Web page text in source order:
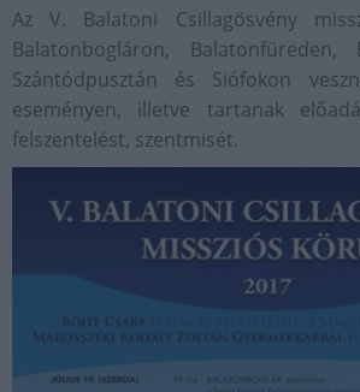
Az V. Balatoni Csillagösvény
Balatonbogláron, Balatonfüreden,
Szántódpusztán és Siófokon
eseményen, illetve tartanak
felszentelést, szentmisét.